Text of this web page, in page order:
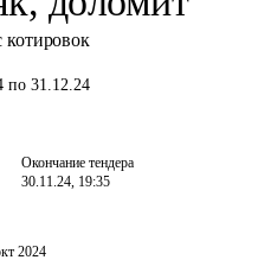
котировок
по 31.12.24
Окончание тендера
30.11.24, 19:35
2024